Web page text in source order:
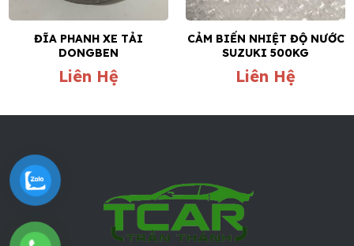
ĐĨA PHANH XE TẢI
DONGBEN
Liên Hệ
CẢM BIẾN NHIỆT ĐỘ NƯỚC
SUZUKI 500KG
Liên Hệ